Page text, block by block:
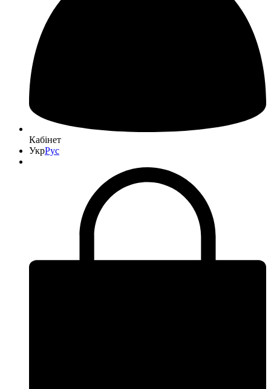
Кабінет
УкрРус